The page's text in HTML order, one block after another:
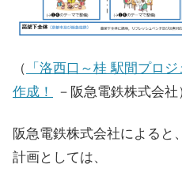
（
「洛西口～桂 駅間プロ
作成！
－阪急電鉄株式会社
阪急電鉄株式会社によると
計画としては、